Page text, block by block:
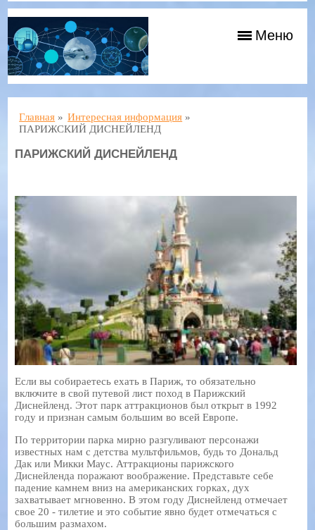
Меню
Главная » Интересная информация »
ПАРИЖСКИЙ ДИСНЕЙЛЕНД
ПАРИЖСКИЙ ДИСНЕЙЛЕНД
Если вы собираетесь ехать в Париж, то обязательно
включите в свой путевой лист поход в Парижский
Диснейленд. Этот парк аттракционов был открыт в 1992
году и признан самым большим во всей Европе.
По территории парка мирно разгуливают персонажи
известных нам с детства мультфильмов, будь то Дональд
Дак или Микки Маус. Аттракционы парижского
Диснейленда поражают воображение. Представьте себе
падение камнем вниз на американских горках, дух
захватывает мгновенно. В этом году Диснейленд отмечает
свое 20 - тилетие и это событие явно будет отмечаться с
большим размахом.